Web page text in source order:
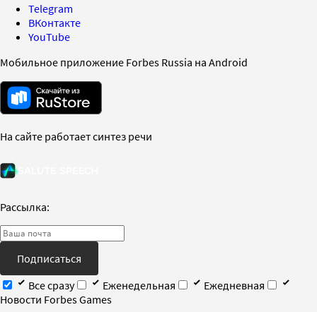
Telegram
ВКонтакте
YouTube
Мобильное приложение Forbes Russia на Android
На сайте работает синтез речи
Рассылка:
Подписаться
Все сразу
Еженедельная
Ежедневная
Новости Forbes Games